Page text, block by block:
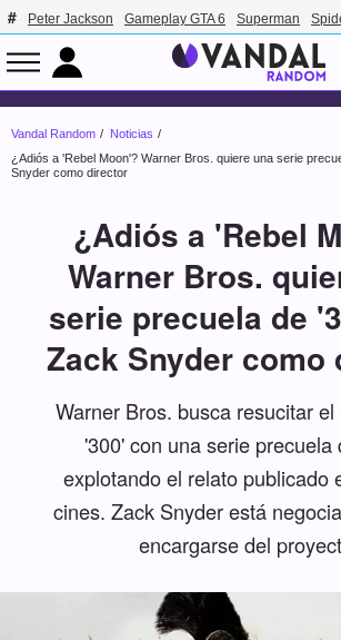
Peter Jackson Gameplay GTA 6 Superman
Vandal Random
Noticias
¿Adiós a 'Rebel Moon'? Warner Bros. quiere una serie
Snyder como director
¿Adiós a 'Rebel
Warner Bros.
serie precuela de
Zack Snyder como
Warner Bros. busca resucitar
'300' con una serie precuela
explotando el relato publicado
cines. Zack Snyder está
encargarse del